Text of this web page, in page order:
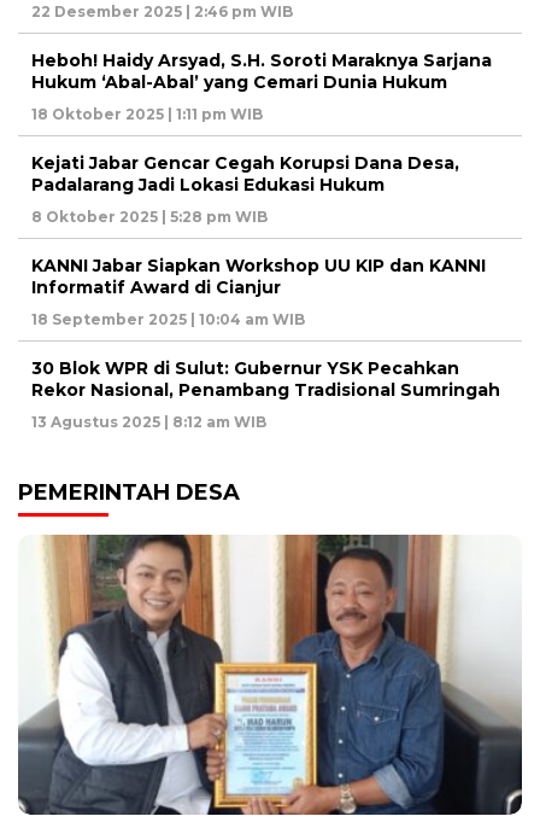
22 Desember 2025 | 2:46 pm WIB
Heboh! Haidy Arsyad, S.H. Soroti Maraknya Sarjana
Hukum ‘Abal-Abal’ yang Cemari Dunia Hukum
18 Oktober 2025 | 1:11 pm WIB
Kejati Jabar Gencar Cegah Korupsi Dana Desa,
Padalarang Jadi Lokasi Edukasi Hukum
8 Oktober 2025 | 5:28 pm WIB
KANNI Jabar Siapkan Workshop UU KIP dan KANNI
Informatif Award di Cianjur
18 September 2025 | 10:04 am WIB
30 Blok WPR di Sulut: Gubernur YSK Pecahkan
Rekor Nasional, Penambang Tradisional Sumringah
13 Agustus 2025 | 8:12 am WIB
PEMERINTAH DESA